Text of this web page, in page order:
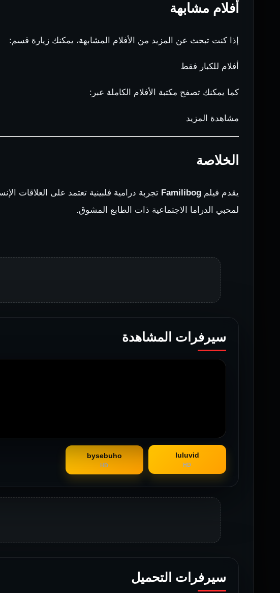
أفلام مشابهة
إذا كنت تبحث عن المزيد من الأفلام المشابهة، يمكنك زيارة قسم:
أفلام للكبار فقط
كما يمكنك تصفح مكتبة الأفلام الكاملة عبر:
مشاهدة المزيد
الخلاصة
يقدم فيلم Familibog تجربة درامية فلبينية تعتمد على العلاقات
لمحبي الدراما الاجتماعية ذات الطابع المشوق.
سيرفرات المشاهدة
luluvid
HD
bysebuho
HD
سيرفرات التحميل